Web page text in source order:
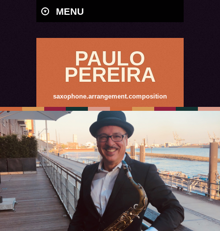
MENU
PAULO
PEREIRA
saxophone.arrangement.composition